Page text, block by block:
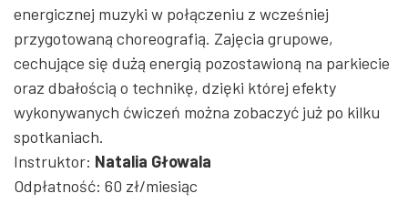
energicznej muzyki w połączeniu z wcześniej
przygotowaną choreografią. Zajęcia grupowe,
cechujące się dużą energią pozostawioną na parkiecie
oraz dbałością o technikę, dzięki której efekty
wykonywanych ćwiczeń można zobaczyć już po kilku
spotkaniach.
Instruktor: Natalia Głowala
Odpłatność: 60 zł/miesiąc